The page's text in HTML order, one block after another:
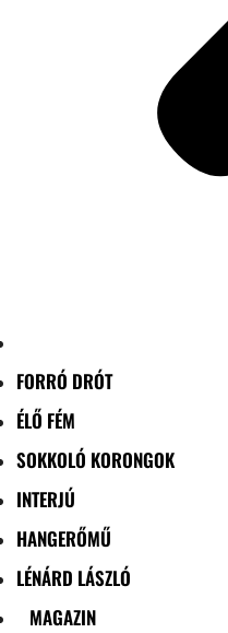
FORRÓ DRÓT
ÉLŐ FÉM
SOKKOLÓ KORONGOK
INTERJÚ
HANGERŐMŰ
LÉNÁRD LÁSZLÓ
MAGAZIN